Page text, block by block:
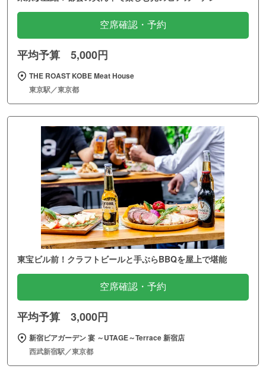
空席確認・予約
平均予算 5,000円
THE ROAST KOBE Meat House
東京駅／東京都
東宝ビル前！クラフトビールと手ぶらBBQを屋上で堪能
空席確認・予約
平均予算 3,000円
新宿ビアガーデン 宴 ～UTAGE～Terrace 新宿店
西武新宿駅／東京都